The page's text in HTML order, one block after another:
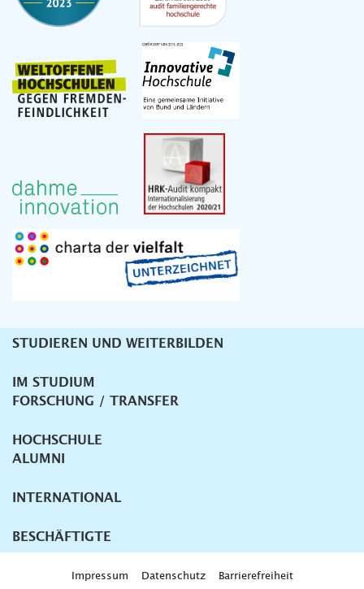
Unternavigation
STUDIEREN UND WEITERBILDEN
IM STUDIUM
FORSCHUNG / TRANSFER
HOCHSCHULE
ALUMNI
INTERNATIONAL
BESCHÄFTIGTE
Impressum Datenschutz Barrierefreiheit